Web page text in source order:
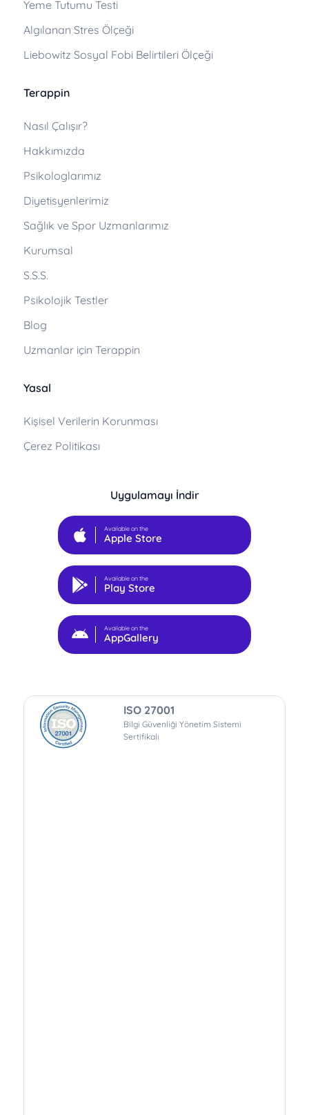
Terappin
Nasıl Çalışır?
Hakkımızda
Psikologlarımız
Diyetisyenlerimiz
Sağlık ve Spor Uzmanlarımız
Kurumsal
S.S.S.
Psikolojik Testler
Blog
Uzmanlar için Terappin
Yasal
Kişisel Verilerin Korunması
Çerez Politikası
Yeme Tutumu Testi
Algılanan Stres Ölçeği
Liebowitz Sosyal Fobi Belirtileri Ölçeği
Uygulamayı İndir
Available on the
Apple Store
Available on the
Play Store
Available on the
AppGallery
ISO 27001
Bilgi Güvenliği Yönetim Sistemi
Sertifikalı